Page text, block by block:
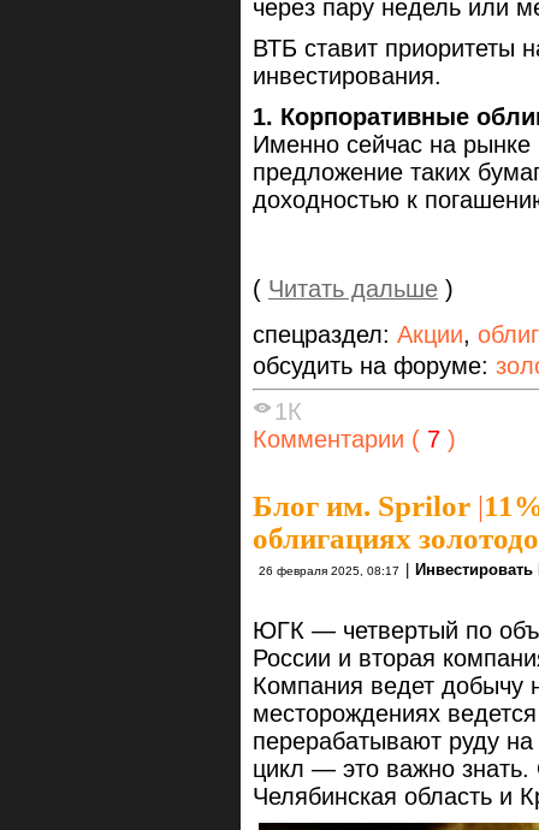
через пару недель или
ВТБ ставит приоритеты
инвестирования.
1. Корпоративные
Именно сейчас на рынке
предложение таких
доходностью к
( Читать дальше )
спецраздел: Акции,
обсудить на форуме:
1К
Комментарии ( 7 )
Блог им. Sprilor |
облигациях
26 февраля 2025, 08:17 Инвестировать
ЮГК — четвертый по
России и вторая
Компания ведет добычу
месторождениях
перерабатывают руду
цикл — это важно
Челябинская область и